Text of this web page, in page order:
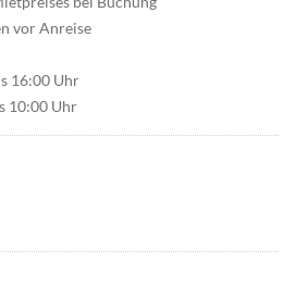
vor Anreise
16:00 Uhr
10:00 Uhr